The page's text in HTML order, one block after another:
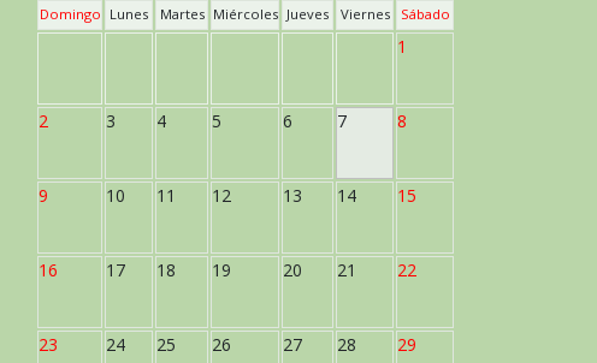
Domingo Lunes Martes Miércoles Jueves Viernes Sábado
1
2 3 4 5 6 7 8
9 10 11 12 13 14 15
16 17 18 19 20 21 22
23 24 25 26 27 28 29